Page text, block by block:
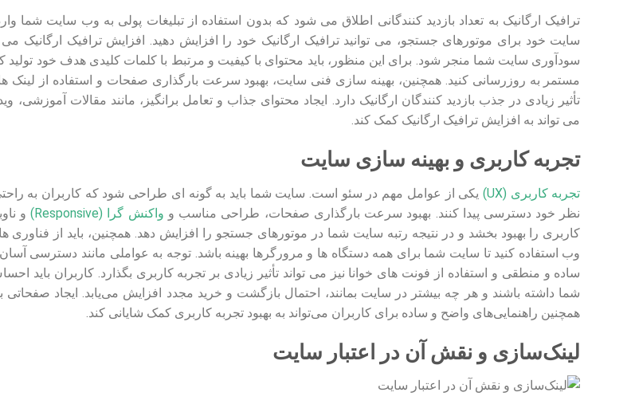
ترافیک ارگانیک به تعداد بازدید کنندگانی اطلاق می شود که بدون استفاده از تبلیغات پولی به وب سایت شما
سایت خود برای موتورهای جستجو، می توانید ترافیک ارگانیک خود را افزایش دهید. افزایش ترافیک ارگانیک
سودآوری سایت شما منجر شود. برای این منظور، باید محتوای با کیفیت و مرتبط با کلمات کلیدی هدف خود تولید
مستمر به روزرسانی کنید. همچنین، بهینه سازی فنی سایت، بهبود سرعت بارگذاری صفحات و استفاده از لینک
تأثیر زیادی در جذب بازدید کنندگان ارگانیک دارد. ایجاد محتوای جذاب و تعامل برانگیز، مانند مقالات آموزشی،
می‌ تواند به افزایش ترافیک ارگانیک کمک کند.
تجربه کاربری و بهینه سازی سایت
تجربه کاربری (UX)
یکی از عوامل مهم در سئو است. سایت شما باید به گونه ای طراحی شود که کاربران به راحتی
نظر خود دسترسی پیدا کنند. بهبود سرعت بارگذاری صفحات، طراحی مناسب و واکنش گرا (Responsive)
و
کاربری را بهبود بخشد و در نتیجه رتبه سایت شما در موتورهای جستجو را افزایش دهد. همچنین، باید از فناوری‌
وب استفاده کنید تا سایت شما برای همه دستگاه‌ ها و مرورگرها بهینه باشد. توجه به عواملی مانند دسترسی
ساده و منطقی و استفاده از فونت‌ های خوانا نیز می‌ تواند تأثیر زیادی بر تجربه کاربری بگذارد. کاربران باید
شما داشته باشند و هر چه بیشتر در سایت بمانند، احتمال بازگشت و خرید مجدد افزایش می‌یابد. ایجاد صفحاتی
همچنین راهنمایی‌های واضح و ساده برای کاربران می‌تواند به بهبود تجربه کاربری کمک شایانی کند.
لینک‌سازی و نقش آن در اعتبار سایت